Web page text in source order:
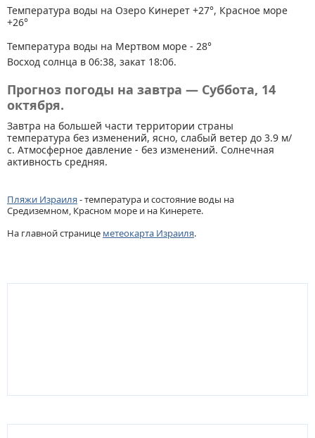
Температура воды на Озеро Кинерет +27°, Красное море
+26°
Температура воды на Мертвом море - 28°
Восход солнца в 06:38, закат 18:06.
Прогноз погоды на завтра — Суббота, 14
октября.
Завтра на большей части территории страны
температура без изменений, ясно, слабый ветер до 3.9 м/
с. Атмосферное давление - без изменений. Солнечная
активность средняя.
Пляжи Израиля- температура и состояние воды на
Средиземном, Красном море и на Кинерете.
На главной странице метеокарта Израиля.